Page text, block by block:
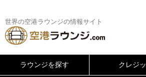
世界の空港ラウンジの情報サイト
ラウンジを探す クレジ